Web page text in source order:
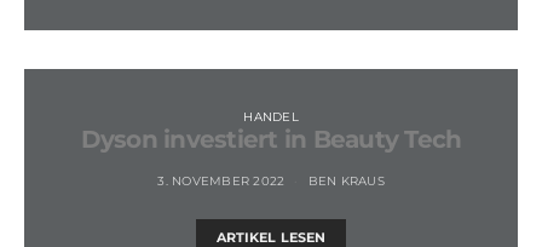
HANDEL
Dyson investiert in Beauty Tech
3. NOVEMBER 2022 BEN KRAUS
ARTIKEL LESEN